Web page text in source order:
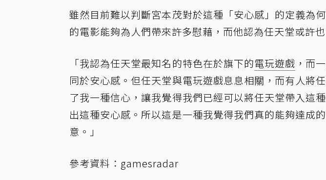
雖然目前難以判斷宮本茂對於這種「安心感」的定義為
的電影能夠為人們帶來許多慰藉，而他認為任天堂或許
「我認為任天堂最知名的特色在於旗下的電玩遊戲 ，而
同於安心感。但任天堂與電玩遊戲息息相關，而有人將
了我一種信心，讓我覺得我們已經可以將任天堂帶入這
出這種安心感。所以這是一種我覺得我們真的能夠達成
意。」
參考資料： gamesradar